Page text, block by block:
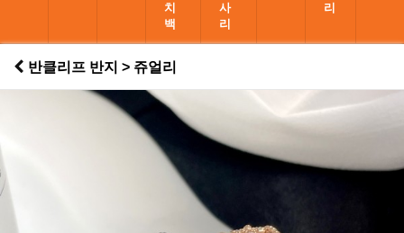
치
백
사
리
리
반클리프 반지 > 쥬얼리